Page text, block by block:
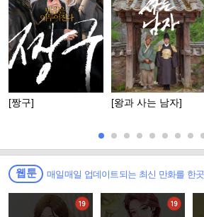
[짱구] [왕과 사는 남자]
웹툰 매일매일 업데이트되는 최신 만화를 한